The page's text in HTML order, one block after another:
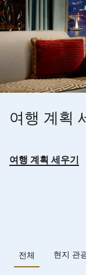
여행 계획
여행 계획 세우기
전체 현지 관